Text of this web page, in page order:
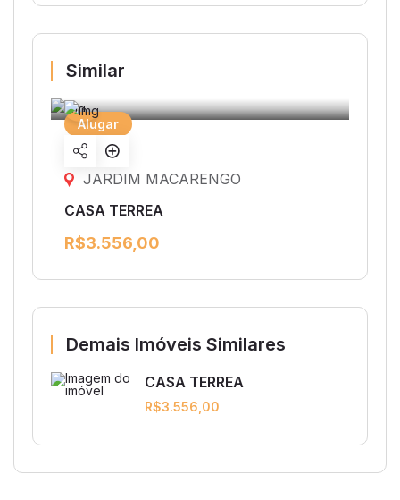
Similar
Alugar
Sharelisting
JARDIM MACARENGO
CASA TERREA
R$3.556,00
Demais Imóveis Similares
CASA TERREA
R$3.556,00